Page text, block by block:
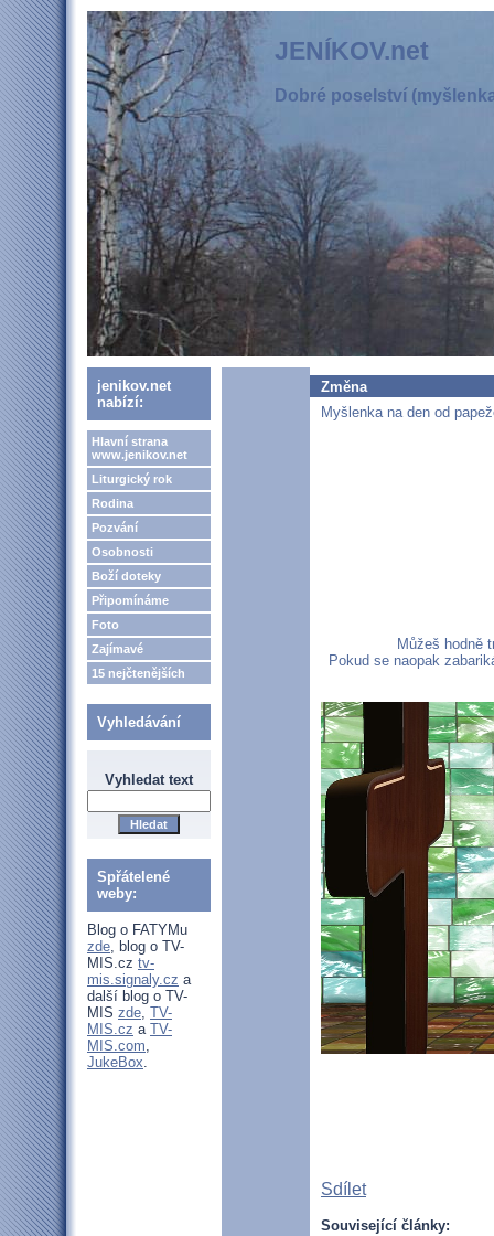
JENÍKOV.net
Dobré poselství
jenikov.net
nabízí:
Hlavní strana
www.jenikov.net
Liturgický rok
Rodina
Pozvání
Osobnosti
Boží doteky
Připomínáme
Foto
Zajímavé
15 nejčtenějších
Vyhledávání
Vyhledat text
Spřátelené
weby:
Blog o FATYMu
zde, blog o TV-
MIS.cz tv-
mis.signaly.cz a
další blog o TV-
MIS zde, TV-
MIS.cz a TV-
MIS.com,
JukeBox.
Změna
Myšlenka na den od
Můžeš hodně
Pokud se naopak
Sdílet
Související články: